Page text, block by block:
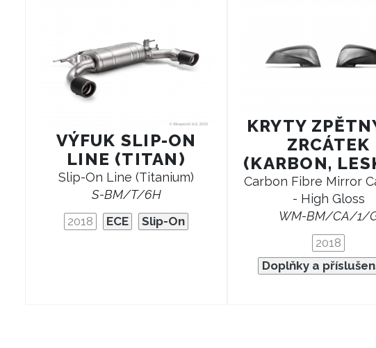
VÝFUK SLIP-ON
LINE (TITAN)
Slip-On Line (Titanium)
S-BM/T/6H
2018 ECE Slip-On
KRYTY
ZRCÁTEK
(KARBON,
Carbon Fibre Mirror
- High Gloss
WM-BM/CA/1/
2018
Doplňky a